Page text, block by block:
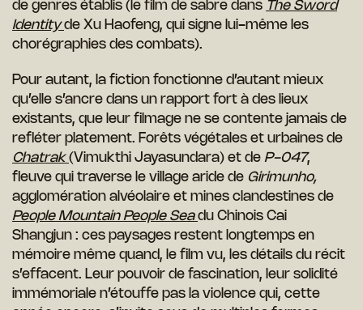
de genres établis (le film de sabre dans The Sword
Identityde Xu Haofeng, qui signe lui-même les
chorégraphies des combats).
Pour autant, la fiction fonctionne d’autant mieux
qu’elle s’ancre dans un rapport fort à des lieux
existants, que leur filmage ne se contente jamais de
refléter platement. Forêts végétales et urbaines de
Chatrak(Vimukthi Jayasundara) et de P-047,
fleuve qui traverse le village aride de Girimunho,
agglomération alvéolaire et mines clandestines de
People Mountain People Seadu Chinois Cai
Shangjun : ces paysages restent longtemps en
mémoire même quand, le film vu, les détails du récit
s’effacent. Leur pouvoir de fascination, leur solidité
immémoriale n’étouffe pas la violence qui, cette